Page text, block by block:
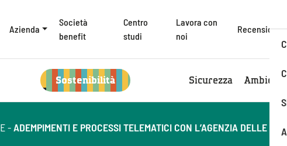
Azienda
Società
benefit
Centro
studi
Lavora con
noi
Recensioni
Sostenibilità Sicurezza
-ADEMPIMENTI E PROCESSI TELEMATICI CON L’AGENZIA DELLE